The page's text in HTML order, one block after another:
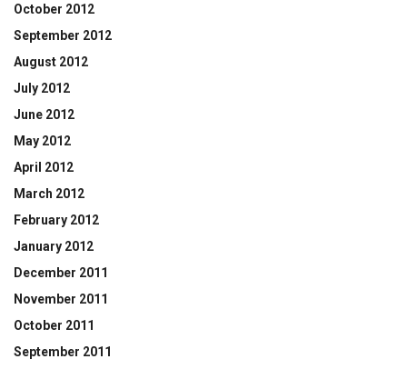
October 2012
September 2012
August 2012
July 2012
June 2012
May 2012
April 2012
March 2012
February 2012
January 2012
December 2011
November 2011
October 2011
September 2011